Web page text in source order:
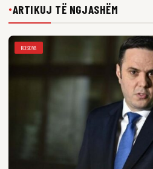
●ARTIKUJ TË NGJASHËM
KOSOVA